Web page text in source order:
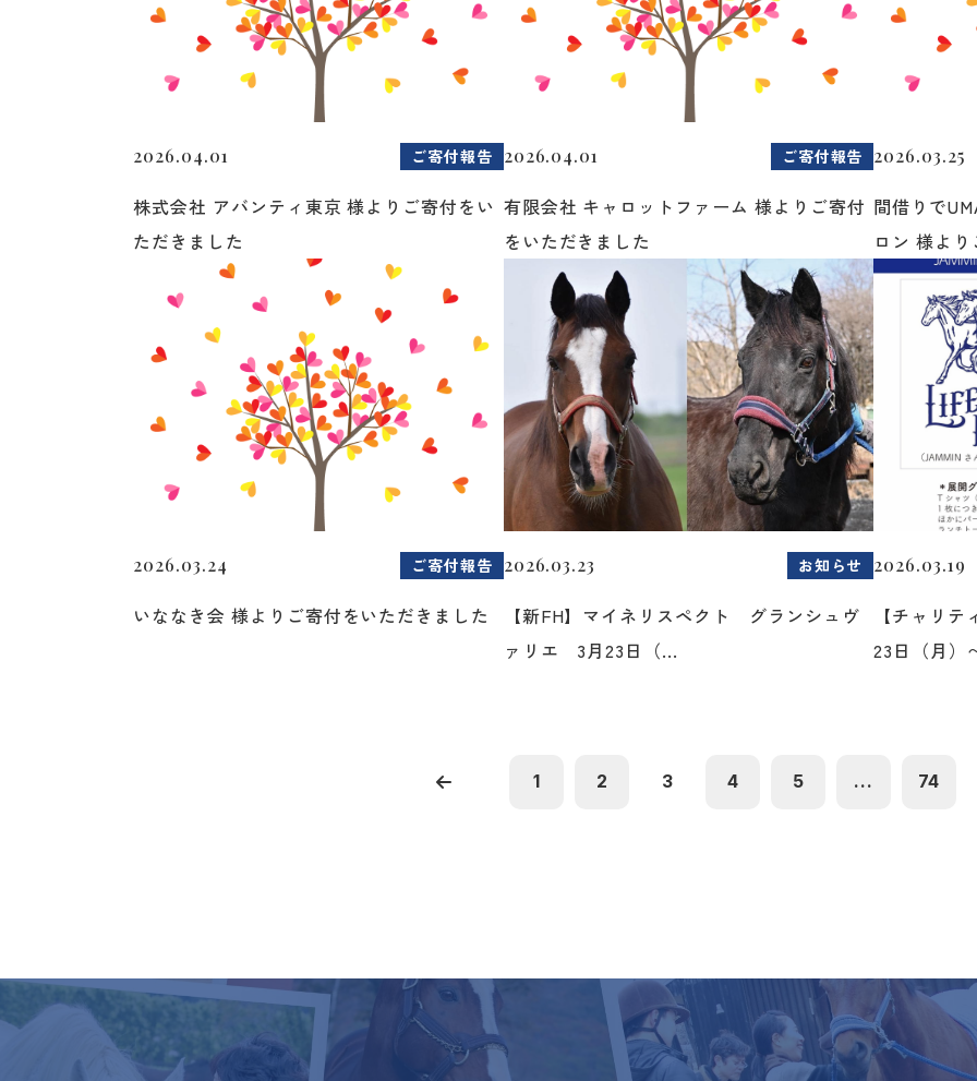
2026.04.01 ご寄付報告
株式会社 アバンティ東京 様よりご寄付をい
ただきました
2026.04.01 ご寄付報告
有限会社 キャロットファーム 様よりご寄付
をいただきました
2026.03.25
間借りで
ロン 様よ
2026.03.24 ご寄付報告
いななき会 様よりご寄付をいただきました
2026.03.23 お知らせ
【新FH】マイネリスペクト グランシュヴ
ァリエ 3月23日（...
2026.03.19
【チャリ
23日（月）
1 2 3 4 5 ... 74